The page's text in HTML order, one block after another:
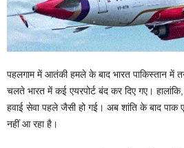
पहलगाम में आतंकी हमले के बाद भारत पाकिस्तान में
चलते भारत में कई एयरपोर्ट बंद कर दिए गए।
हवाई सेवा पहले जैसी हो गई। अब शांति के बाद पाक
नहीं आ रहा है।